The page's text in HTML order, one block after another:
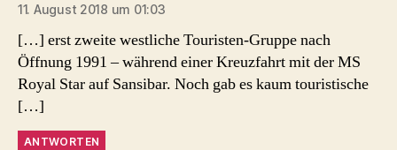
11. August 2018 um 01:03
[…] erst zweite westliche Touristen-Gruppe nach
Öffnung 1991 – während einer Kreuzfahrt mit der MS
Royal Star auf Sansibar. Noch gab es kaum touristische
[…]
ANTWORTEN